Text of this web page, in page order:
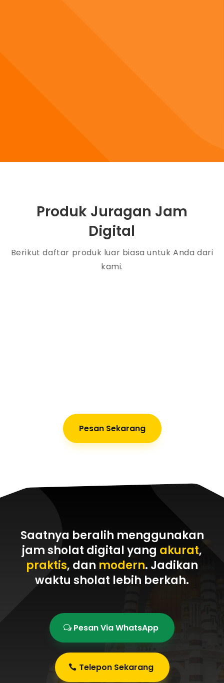
Produk Juragan Jam
Digital
Berikut daftar produk luar biasa untuk Anda dari
kami.
Pesan Sekarang
Saatnya beralih menggunakan
jam sholat digital yang akurat,
praktis, dan modern. Jadikan
waktu sholat lebih berkah.
Pesan Via WhatsApp
Telepon Sekarang